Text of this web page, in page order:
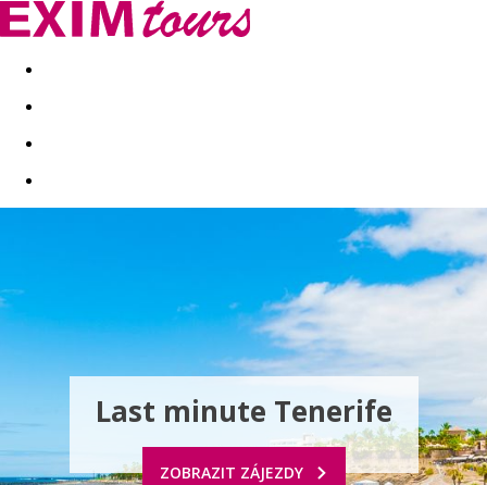
Akční nabídky Last minute
Last minute Tenerife
ZOBRAZIT ZÁJEZDY